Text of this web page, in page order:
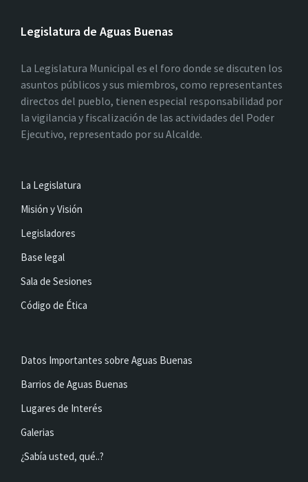
Legislatura de Aguas Buenas
La Legislatura Municipal es el foro donde se discuten los
asuntos públicos y sus miembros, como representantes
directos del pueblo, tienen especial responsabilidad por
la vigilancia y fiscalización de las actividades del Poder
Ejecutivo, representado por su Alcalde.
La Legislatura
Misión y Visión
Legisladores
Base legal
Sala de Sesiones
Código de Ética
Datos Importantes sobre Aguas Buenas
Barrios de Aguas Buenas
Lugares de Interés
Galerias
¿Sabía usted, qué..?